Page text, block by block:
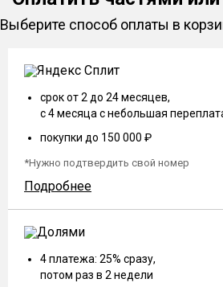
Выберите способ оплаты в
срок от 2 до 24 месяцев,
с 4 месяца с небольшая
покупки до 150 000 ₽
*Нужно подтвердить свой номер
Подробнее
4 платежа: 25% сразу,
потом раз в 2 недели